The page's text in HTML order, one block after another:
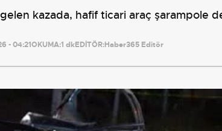
gelen kazada, hafif ticari araç şarampole
- 04:21OKUMA:1 dkEDİTÖR:Haber365 Editör